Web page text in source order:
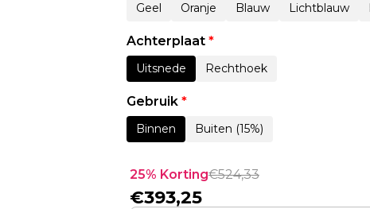
Geel
Oranje Blauw Lichtblauw
Achterplaat *
Uitsnede Rechthoek
Gebruik *
Binnen Buiten (15%)
25% Korting€524,33
€393,25